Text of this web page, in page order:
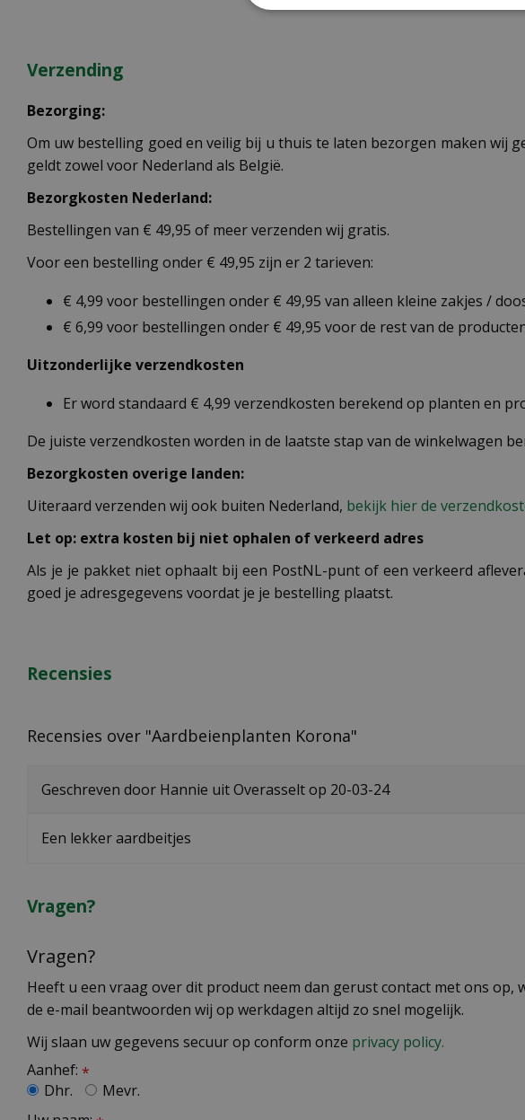
Verzending
Bezorging:
Om uw bestelling goed en veilig bij u thuis te laten bezorgen maken wij
geldt zowel voor Nederland als België.
Bezorgkosten Nederland:
Bestellingen van € 49,95 of meer verzenden wij gratis.
Voor een bestelling onder € 49,95 zijn er 2 tarieven:
€ 4,99 voor bestellingen onder € 49,95 van alleen kleine zakjes /
€ 6,99 voor bestellingen onder € 49,95 voor de rest van de
Uitzonderlijke verzendkosten
Er word standaard € 4,99 verzendkosten berekend op planten en
De juiste verzendkosten worden in de laatste stap van de winkelwagen
Bezorgkosten overige landen:
Uiteraard verzenden wij ook buiten Nederland, bekijk hier de
Let op: extra kosten bij niet ophalen of verkeerd adres
Als je je pakket niet ophaalt bij een PostNL-punt of een verkeerd
goed je adresgegevens voordat je je bestelling plaatst.
Recensies
Recensies over "Aardbeienplanten Korona"
Geschreven door Hannie uit Overasselt op 20-03-24
Een lekker aardbeitjes
Vragen?
Vragen?
Heeft u een vraag over dit product neem dan gerust contact met ons
de e-mail beantwoorden wij op werkdagen altijd zo snel mogelijk.
Wij slaan uw gegevens secuur op conform onze privacy policy.
Aanhef: *
Dhr.
Mevr.